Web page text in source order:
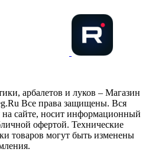
арбалетов и луков – Магазин
Все права защищены. Вся
сайте, носит информационный
офертой. Технические
товаров могут быть изменены